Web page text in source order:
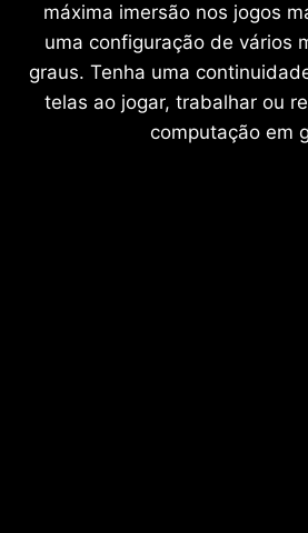
máxima imersão nos jogos
uma configuração de vários
graus. Tenha uma
telas ao jogar, trabalhar ou
computação em